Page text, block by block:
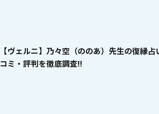
【ヴェルニ】乃々空（ののあ）先生の復縁
コミ・評判を徹底調査!!